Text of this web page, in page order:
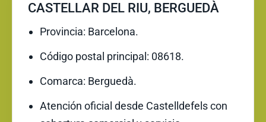
CASTELLAR DEL RIU, BERGUEDÀ
Provincia: Barcelona.
Código postal principal: 08618.
Comarca: Berguedà.
Atención oficial desde Castelldefels con